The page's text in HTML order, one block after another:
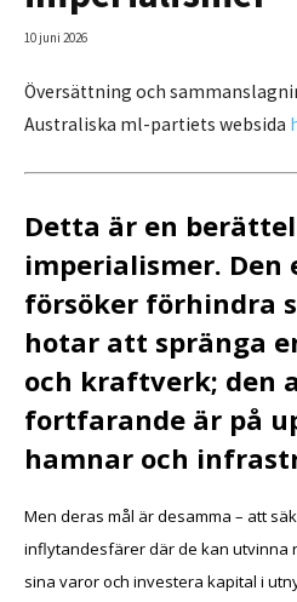
10 juni 2026
Översättning och
Australiska ml-partiets websida
Detta är en
imperialismer. Den
försöker förhindra
hotar att spränga
och kraftverk; den
fortfarande är på
hamnar och
Men deras mål är desamma – att
inflytandesfärer där de kan utvinna
sina varor och investera kapital i